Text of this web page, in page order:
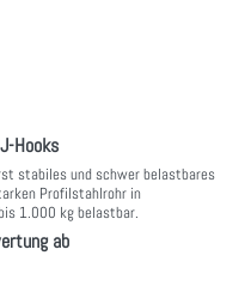
Hooks
stabiles und schwer belastbares
Profilstahlrohr in
1.000 kg belastbar.
ab